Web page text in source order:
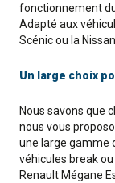
fonctionnement
Adapté aux
Scénic ou la
Un large choix
Nous savons que
nous vous
une large gamme
véhicules break
Renault Mégane